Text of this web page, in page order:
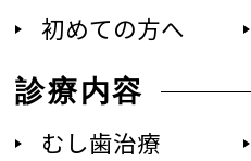
初めての方へ
診療内容
むし歯治療